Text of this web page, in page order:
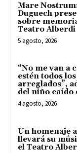
Mare
Duguech
sobre
Teatro Alberdi
5 agosto, 2026
“No me van a
estén todos
arreglados”,
del niño caído
4 agosto, 2026
Un homenaje
llevará su
el Teatro